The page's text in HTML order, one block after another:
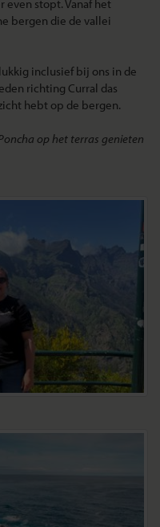
even stopt. Vanaf het
bergen die de vallei
inclusief bij ons in de
richting Curral das
hebt op de bergen.
op het terras genieten